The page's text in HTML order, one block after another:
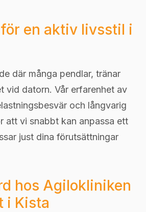
en aktiv livsstil i
där många pendlar, tränar
vid datorn. Vår erfarenhet av
och långvarig
att vi snabbt kan anpassa ett
just dina förutsättningar
hos Agilokliniken
i Kista